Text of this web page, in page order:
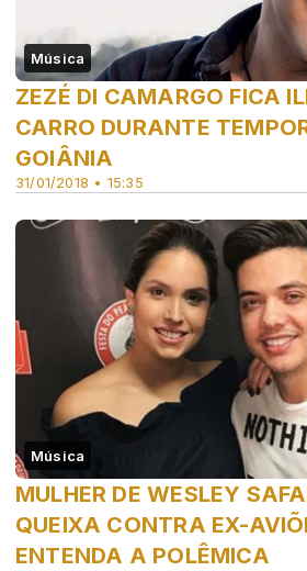
Música
31/01/2018 • 15:35
ZEZÉ DI CAMARGO FICA
CARRO DURANTE
GOIÂNIA
Música
MULHER DE WESLEY
QUEIXA CONTRA EX-
ENTENDA A POLÊMICA